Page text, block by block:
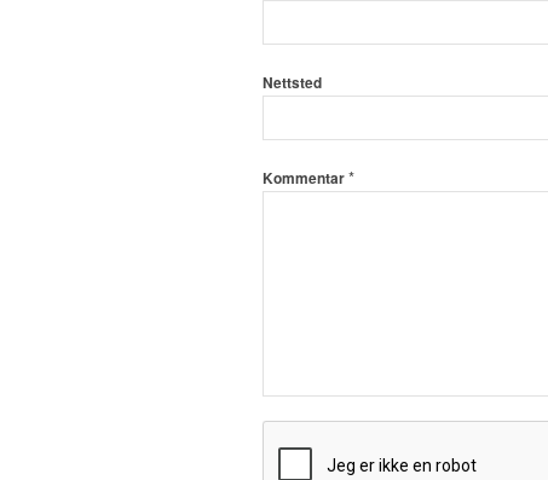
Nettsted
Kommentar*